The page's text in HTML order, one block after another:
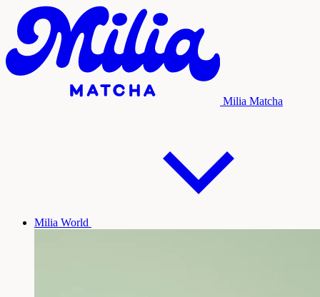
Milia Matcha
Milia World